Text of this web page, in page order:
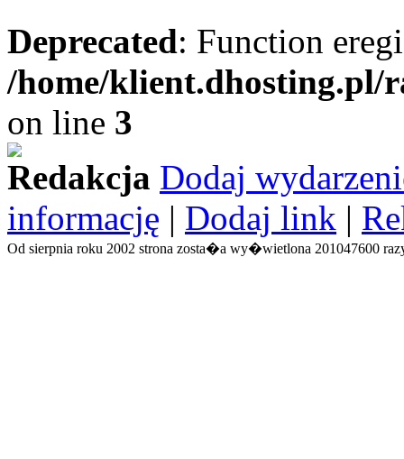
Deprecated: Function
/home/
on line 3
Redakcja Dodaj
informację | Dodaj link |
Od sierpnia roku 2002 strona zosta�a wy�wietlona 201047600